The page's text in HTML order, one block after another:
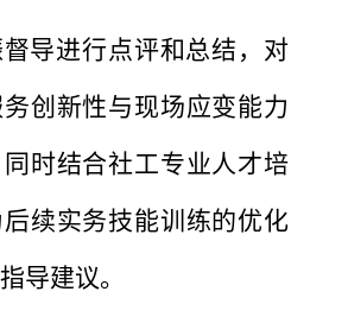
督导进行点评和总结，对
创新性与现场应变能力
时结合社工专业人才培
续实务技能训练的优化
导建议。